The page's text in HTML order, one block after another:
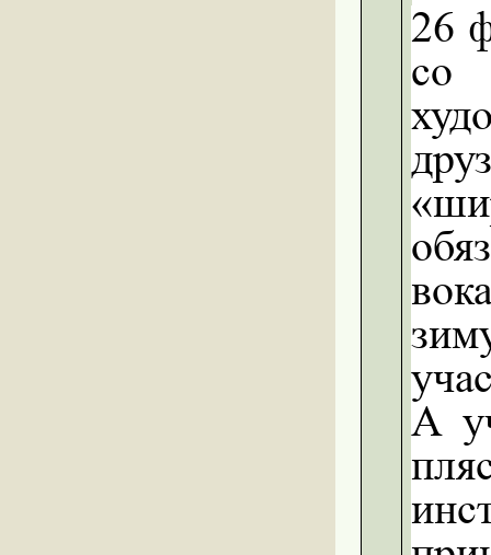
26
А